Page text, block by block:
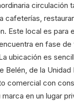
circulación
cafeterías,
Este local es para
en fase
ubicación es
de la
comercial con
en un lugar